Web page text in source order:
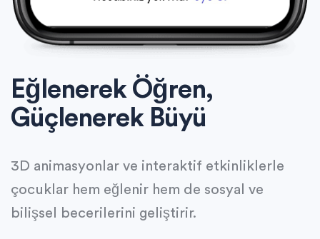
Eğlenerek Öğren,
Güçlenerek Büyü
3D animasyonlar ve interaktif etkinliklerle
çocuklar hem eğlenir hem de sosyal ve
bilişsel becerilerini geliştirir.